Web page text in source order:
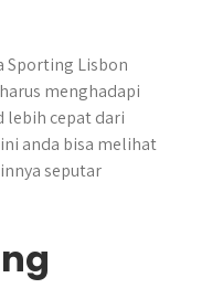
Sporting Lisbon
menghadapi
lebih cepat dari
anda bisa melihat
seputar